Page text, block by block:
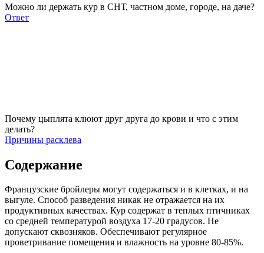
Можно ли держать кур в СНТ, частном доме, городе, на даче?
Ответ
Почему цыплята клюют друг друга до крови и что с этим
делать?
Причины расклева
Содержание
Французские бройлеры могут содержаться и в клетках, и на
выгуле. Способ разведения никак не отражается на их
продуктивных качествах. Кур содержат в теплых птичниках
со средней температурой воздуха 17-20 градусов. Не
допускают сквозняков. Обеспечивают регулярное
проветривание помещения и влажность на уровне 80-85%.